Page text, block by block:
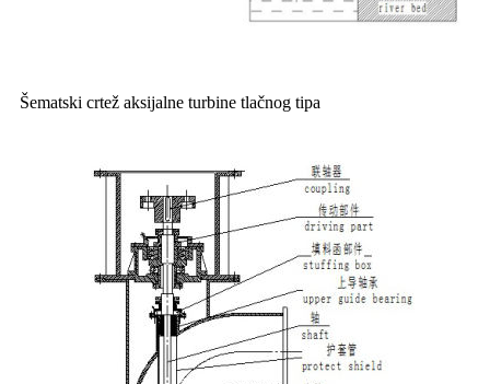
Šematski crtež aksijalne turbine tlačnog tipa